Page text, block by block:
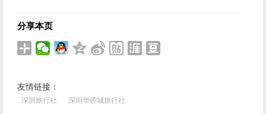
分享本页
友情链接：
深圳旅行社 深圳华侨城旅行社